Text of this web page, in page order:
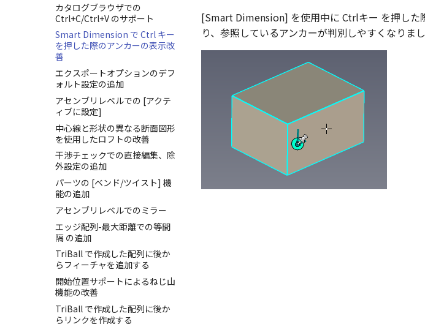
カタログブラウザでの
Ctrl+C/Ctrl+V のサポート
Smart Dimension で Ctrl キー
を押した際のアンカーの表示改
善
エクスポートオプションのデフ
ォルト設定の追加
アセンブリレベルでの [アクテ
ィブに設定]
中心線と形状の異なる断面図形
を使用したロフトの改善
干渉チェックでの直接編集、除
外設定の追加
パーツの [ベンド/ツイスト] 機
能の追加
アセンブリレベルでのミラー
エッジ配列-最大距離での等間
隔 の追加
TriBall で作成した配列に後か
らフィーチャを追加する
開始位置サポートによるねじ山
機能の改善
TriBall で作成した配列に後か
らリンクを作成する
[Smart Dimension] を使用中に Ctrlキー を押した
り、参照しているアンカーが判別しやすくなりまし